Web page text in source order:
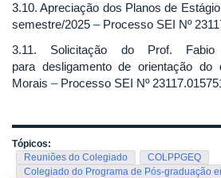
3.10. Apreciação dos Planos de
semestre/2025 – Processo SEI Nº
3.11. Solicitação do Prof.
para desligamento de orientação do
Morais –Processo SEI Nº
Tópicos:
Reuniões do Colegiado
COLPPGEQ
Colegiado do Programa de Pós-graduação